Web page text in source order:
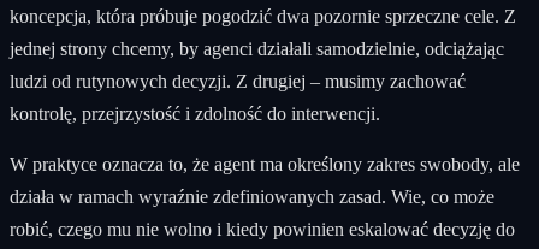
koncepcja, która próbuje pogodzić dwa pozornie sprzeczne cele. Z
jednej strony chcemy, by agenci działali samodzielnie, odciążając
ludzi od rutynowych decyzji. Z drugiej – musimy zachować
kontrolę, przejrzystość i zdolność do interwencji.
W praktyce oznacza to, że agent ma określony zakres swobody, ale
działa w ramach wyraźnie zdefiniowanych zasad. Wie, co może
robić, czego mu nie wolno i kiedy powinien eskalować decyzję do